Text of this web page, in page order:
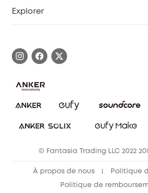
Annuler la commande
Explorer
Communauté eufy Security
© Fantasia Trading LLC 2022
À propos de nous Politique
Politique de